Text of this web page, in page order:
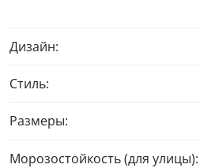
Дизайн:
Стиль:
Размеры:
Морозостойкость (для улицы):